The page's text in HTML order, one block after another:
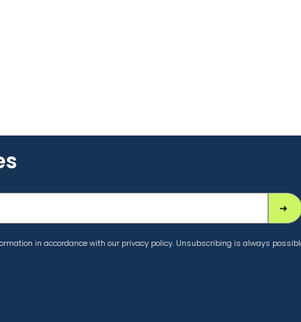
in accordance with our privacy policy. Unsubscribing is always